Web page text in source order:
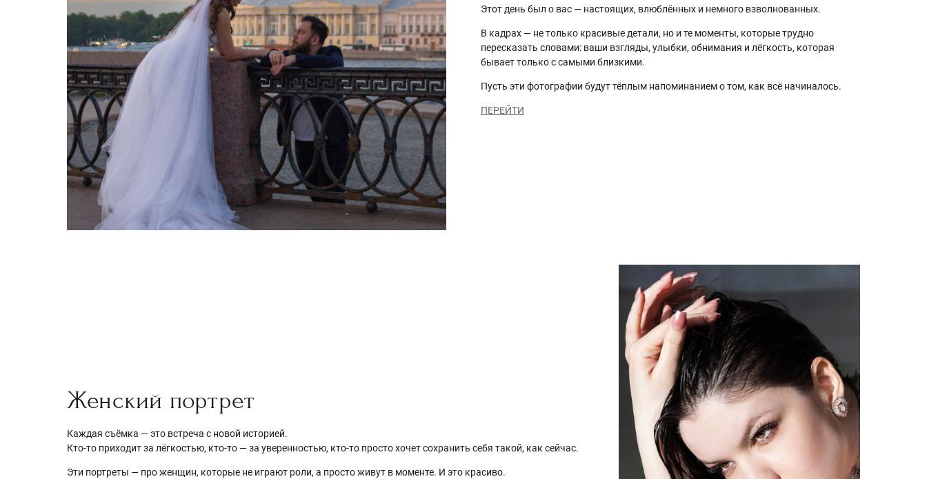
Этот день был о вас — настоящих, влюблённых и немного взволнованных.
В кадрах — не только красивые детали, но и те моменты, которые трудно
пересказать словами: ваши взгляды, улыбки, обнимания и лёгкость, которая
бывает только с самыми близкими.
Пусть эти фотографии будут тёплым напоминанием о том, как всё начиналось.
ПЕРЕЙТИ
Женский портрет
Каждая съёмка — это встреча с новой историей.
Кто-то приходит за лёгкостью, кто-то — за уверенностью, кто-то просто хочет сохранить себя такой, как сейчас.
Эти портреты — про женщин, которые не играют роли, а просто живут в моменте. И это красиво.